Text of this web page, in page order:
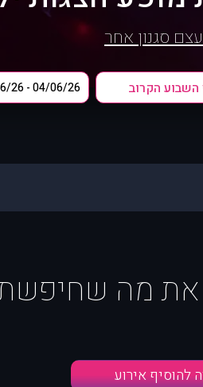
סגנון אחר
השבוע הקרוב
את מה
להוסיף אירוע